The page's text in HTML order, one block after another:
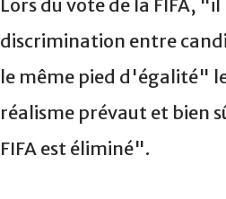
Lors du vote de la FIFA,
discrimination entre
le même pied d'égalité"
réalisme prévaut et bien
FIFA est éliminé".